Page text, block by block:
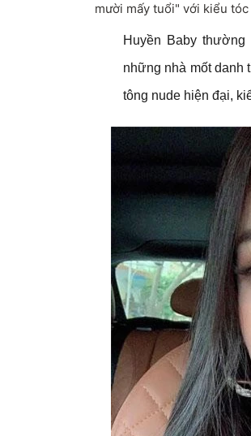
mười mấy tuổi" với kiểu tóc
Huyền Baby
những nhà mốt danh
tông nude hiện đại,